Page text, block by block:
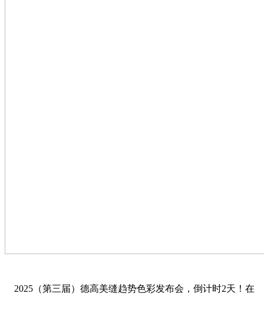
2025（第三届）德高美缝趋势色彩发布会，倒计时2天！在